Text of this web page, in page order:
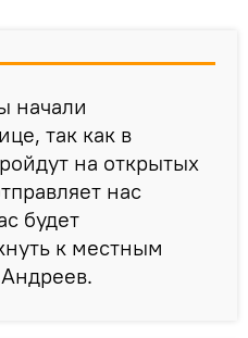
начали
так как в
на открытых
нас
будет
к местным